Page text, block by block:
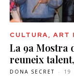
CULTURA, ART
La 9a Mostra
reuneix
DONA SECRET - 19